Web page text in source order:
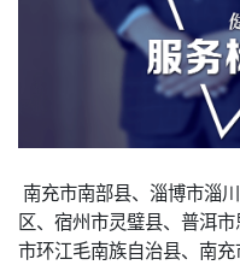
南充市南部县、淄博市淄
区、宿州市灵璧县、普洱
市环江毛南族自治县、南